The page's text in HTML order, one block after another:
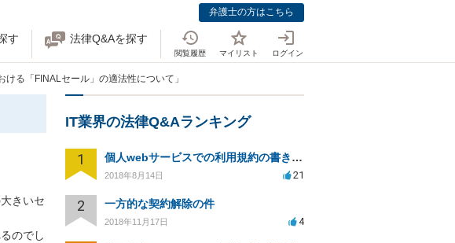
弁護士の方はこちら
す 法律Q&Aを探す
閲覧履歴 マイリスト ログイン
ける「FINALセール」の適法性について」
きいセ
のでし
IT業界の法律Q&Aランキング
1 個人webサービスでの利用規約の書き方として「株式会社○○（以下当社）」と違う表現はありますか？
2018年8月14日 21
2 一方的な契約解除の件
2018年11月17日 4